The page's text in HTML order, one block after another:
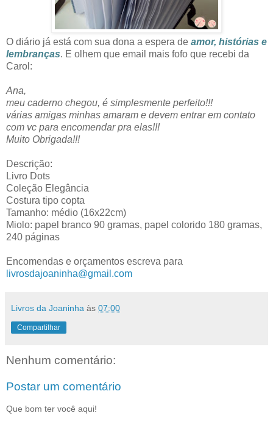
O diário já está com sua dona a espera de amor, histórias e
lembranças. E olhem que email mais fofo que recebi da
Carol:
Ana,
meu caderno chegou, é simplesmente perfeito!!!
várias amigas minhas amaram e devem entrar em contato
com vc para encomendar pra elas!!!
Muito Obrigada!!!
Descrição:
Livro Dots
Coleção Elegância
Costura tipo copta
Tamanho: médio (16x22cm)
Miolo: papel branco 90 gramas, papel colorido 180 gramas,
240 páginas
Encomendas e orçamentos escreva para
livrosdajoaninha@gmail.com
Livros da Joaninha às 07:00
Compartilhar
Nenhum comentário:
Postar um comentário
Que bom ter você aqui!